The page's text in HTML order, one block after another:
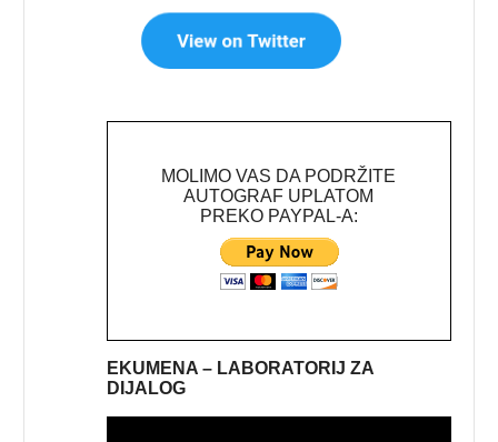
MOLIMO VAS DA PODRŽITE
AUTOGRAF UPLATOM
PREKO PAYPAL-A:
EKUMENA – LABORATORIJ ZA
DIJALOG